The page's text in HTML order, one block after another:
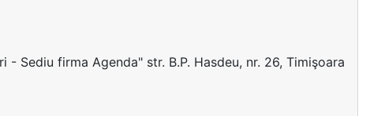
Sediu firma Agenda" str. B.P. Hasdeu, nr. 26, Timişoara